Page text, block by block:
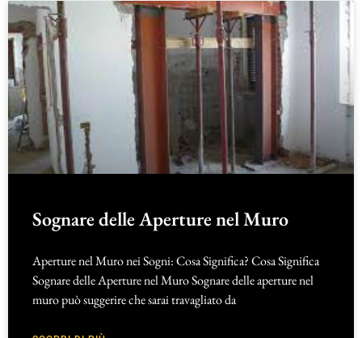
Sognare delle Aperture nel Muro
Aperture nel Muro nei Sogni: Cosa Significa? Cosa Significa
Sognare delle Aperture nel Muro Sognare delle aperture nel
muro può suggerire che sarai travagliato da